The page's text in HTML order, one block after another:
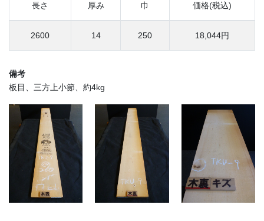
長さ 厚み 巾 価格(税込)
2600 14 250 18,044円
備考
板目、三方上小節、約4kg